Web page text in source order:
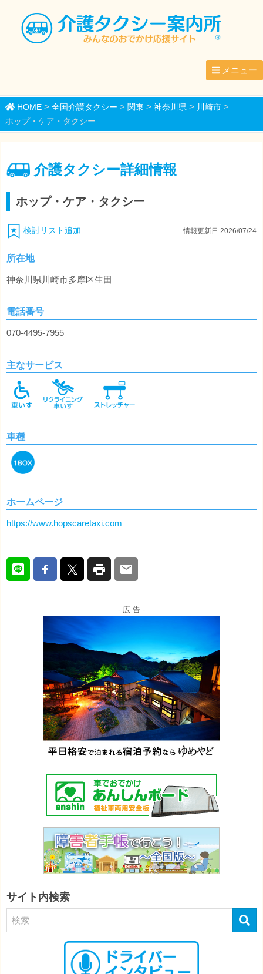
メニュー
HOME> 全国介護タクシー > 関東 > 神奈川県> 川崎市>
ホップ・ケア・タクシー
介護タクシー詳細情報
ホップ・ケア・タクシー
検討リスト追加 情報更新日 2026/07/24
所在地
神奈川県川崎市多摩区生田
電話番号
070-4495-7955
主なサービス
車種
ホームページ
https://www.hopscaretaxi.com
- 広 告 -
サイト内検索